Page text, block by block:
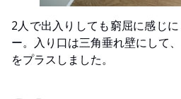
2人で出入りしても窮屈に感じ
ー。入り口は三角垂れ壁にして
をプラスしました。